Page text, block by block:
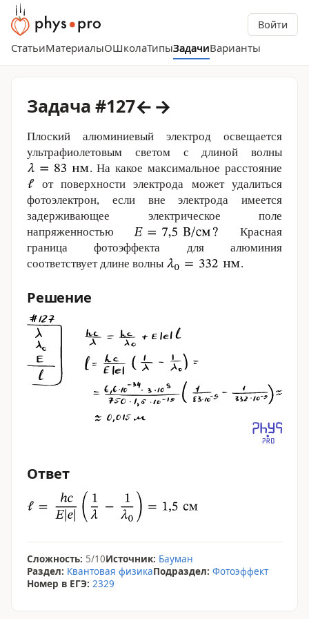
Войти
СтатьиМатериалыОШколаТипыЗадачиВарианты
Задача #127←→
Плоский алюминиевый электрод освещается
ультрафиолетовым светом с длиной волны
. На какое максимальное расстояние
от поверхности электрода может удалиться
фотоэлектрон, если вне электрода имеется
задерживающее электрическое поле
напряженностью
Красная
граница фотоэффекта для алюминия
соответствует длине волны
.
Решение
Ответ
Сложность: 5/10Источник: Бауман
Раздел: Квантовая физикаПодраздел: Фотоэффект
Номер в ЕГЭ: 2329